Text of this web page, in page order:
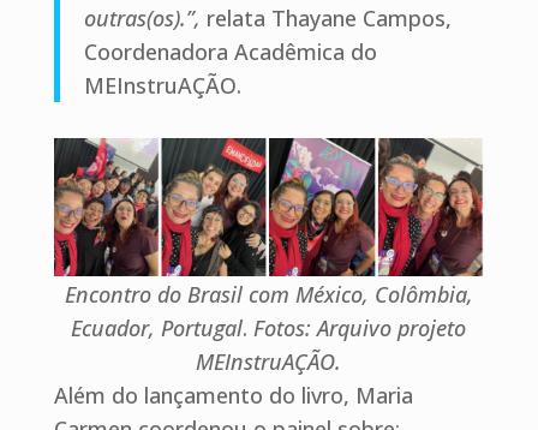
outras(os).”, relata Thayane Campos,
Coordenadora Acadêmica do
MEInstruAÇÃO.
Encontro do Brasil com México, Colômbia,
Ecuador, Portugal.Fotos: Arquivo projeto
MEInstruAÇÃO.
Além do lançamento do livro, Maria